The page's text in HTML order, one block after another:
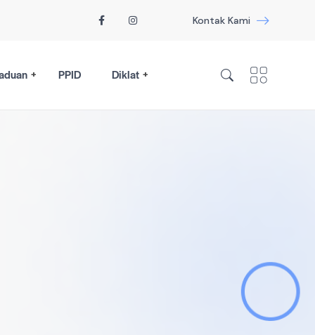
Kontak Kami
PPID Diklat